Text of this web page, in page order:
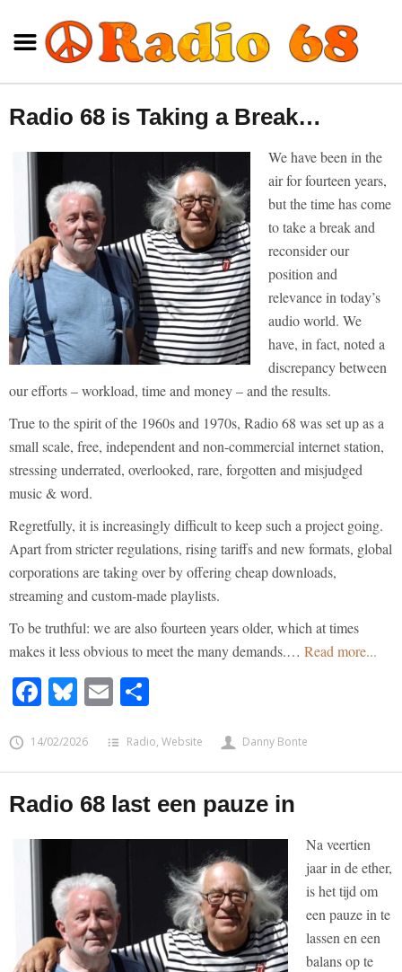
Radio 68 is Taking a Break…
We have been in the
air for fourteen years,
but the time has come
to take a break and
reconsider our
position and
relevance in today’s
audio world. We
have, in fact, noted a
discrepancy between
our efforts – workload, time and money – and the results.
True to the spirit of the 1960s and 1970s, Radio 68 was set up as a
small scale, free, independent and non-commercial internet station,
stressing underrated, overlooked, rare, forgotten and misjudged
music & word.
Regretfully, it is increasingly difficult to keep such a project going.
Apart from stricter regulations, rising tariffs and new formats, global
corporations are taking over by offering cheap downloads,
streaming and custom-made playlists.
To be truthful: we are also fourteen years older, which at times
makes it less obvious to meet the many demands.… Read more...
Facebook
Bluesky
Email
14/02/2026 Radio,Website Danny Bonte
Radio 68 last een pauze in
Na veertien
jaar in de ether,
is het tijd om
een pauze in te
lassen en een
balans op te